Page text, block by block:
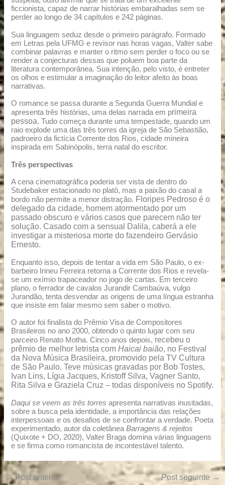
ficcionista, capaz de narrar histórias embaralhadas sem se
perder ao longo de 34 capítulos e 242 páginas.
Sua linguagem seduz desde o primeiro parágrafo. Formado
em Letras pela UFMG e revisor nas horas vagas, Valter sabe
combinar palavras e manter o ritmo sem perder o foco ou se
render a conjecturas dessas que poluem boa parte da
literatura contemporânea. Sua intenção, pelo visto, é entreter
os olhos e estimular a imaginação do leitor afeito às boas
narrativas.
O romance se passa durante a Segunda Guerra Mundial e
apresenta três histórias, uma delas narrada em primeira
pessoa.Tudo começa durante uma tempestade, quando um
raio explode uma das três torres da igreja de São Sebastião,
padroeiro da fictícia Corrente dos Rios, cidade mineira
inspirada em Sabinópolis, terra natal do escritor.
Três perspectivas
A cena cinematográfica poderia ser vista de dentro do
Studebaker estacionado no platô, mas a paixão do casal a
bordo não permite a menor distração. Floripes Pedroso é o
delegado da cidade, homem atormentado por um
passado obscuro e vários casos que parecem não ter
solução. Casado com a sensual Dalila, caberá a ele
investigar a misteriosa morte do fazendeiro Gervásio
Ernesto.
Enquanto isso, depois de tentar a vida em São Paulo, o ex-
barbeiro Irineu Ferreira retorna a Corrente dos Rios e revela-
se um exímio trapaceador no jogo de cartas. Em terceiro
plano, o ferrador de cavalos Jurandir Cambaúva, vulgo
Jurandão, tenta desvendar as origens de uma língua estranha
que insiste em falar mesmo sem saber o motivo.
O autor foi finalista do Prêmio Visa de Compositores
Brasileiros no ano 2000, obtendo o quinto lugar com seu
parceiro Renato Motha. Cinco anos depois, recebeu o
prêmio de melhor letrista comHaicai baião, no Festival
da Nova Música Brasileira, promovido pela TV Cultura
de São Paulo. Teve músicas gravadas por Bob Tostes,
Ivan Lins, Lígia Jacques, Kristoff Silva, Vagner Santo,
Rita Silva e Graziela Cruz – todas disponíveis no Spotify.
Daqui se veem as três torresapresenta narrativas inusitadas,
sobre a busca pela identidade, a importância das relações
interpessoais e os desafios de se confrontar a verdade. Poeta
experimentado, autor da coletâneaBarragens & rejeitos
(Quixote + DO, 2020), Valter Braga domina várias linguagens
e se firma como romancista de incontestável talento.
←Post anterior Post seguinte →